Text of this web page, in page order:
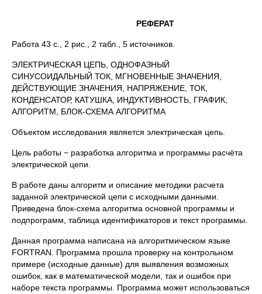
РЕФЕРАТ
Работа 43 с., 2 рис., 2 табл., 5 источников.
ЭЛЕКТРИЧЕСКАЯ ЦЕПЬ, ОДНОФАЗНЫЙ
СИНУСОИДАЛЬНЫЙ ТОК, МГНОВЕННЫЕ ЗНАЧЕНИЯ,
ДЕЙСТВУЮЩИЕ ЗНАЧЕНИЯ, НАПРЯЖЕНИЕ, ТОК,
КОНДЕНСАТОР, КАТУШКА, ИНДУКТИВНОСТЬ, ГРАФИК,
АЛГОРИТМ, БЛОК-СХЕМА АЛГОРИТМА
Объектом исследования является электрическая цепь.
Цель работы − разработка алгоритма и программы расчёта
электрической цепи.
В работе даны алгоритм и описание методики расчета
заданной электрической цепи с исходными данными.
Приведена блок-схема алгоритма основной программы и
подпрограмм, таблица идентификаторов и текст программы.
Данная программа написана на алгоритмическом языке
FORTRAN. Программа прошла проверку на контрольном
примере (исходные данные) для выявления возможных
ошибок, как в математической модели, так и ошибок при
наборе текста программы. Программа может использоваться